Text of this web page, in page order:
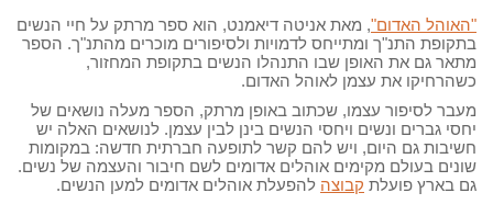
"האוהל האדום", מאת אניטה דיאמנט, הוא ספר מרתק על חיי הנשים
בתקופת התנ"ך ומתייחס לדמויות ולסיפורים מוכרים מהתנ"ך. הספר
מתאר גם את האופן שבו התנהלו הנשים בתקופת המחזור,
כשהרחיקו את עצמן לאוהל האדום.
מעבר לסיפור עצמו, שכתוב באופן מרתק, הספר מעלה נושאים של
יחסי גברים ונשים ויחסי הנשים בינן לבין עצמן. לנושאים האלה יש
חשיבות גם היום, ויש להם קשר לתופעה חברתית חדשה: במקומות
שונים בעולם מקימים אוהלים אדומים לשם חיבור והעצמה של נשים.
גם בארץ פועלת קבוצה להפעלת אוהלים אדומים למען הנשים.